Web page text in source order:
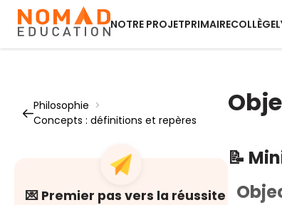
NOTRE PROJETPRIMAIRECOLLÈGE
Philosophie >
Concepts : définitions et repères
💌 Premier pas vers la réussite
📝